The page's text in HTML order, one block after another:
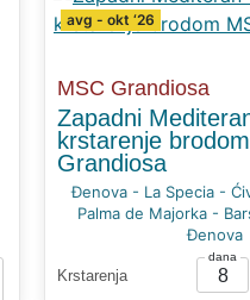
avg - okt ‘26
MSC Grandiosa
Zapadni
krstarenje
Grandiosa
Đenova - La Specia -
Palma de Majorka -
Đenova
Krstarenja 8